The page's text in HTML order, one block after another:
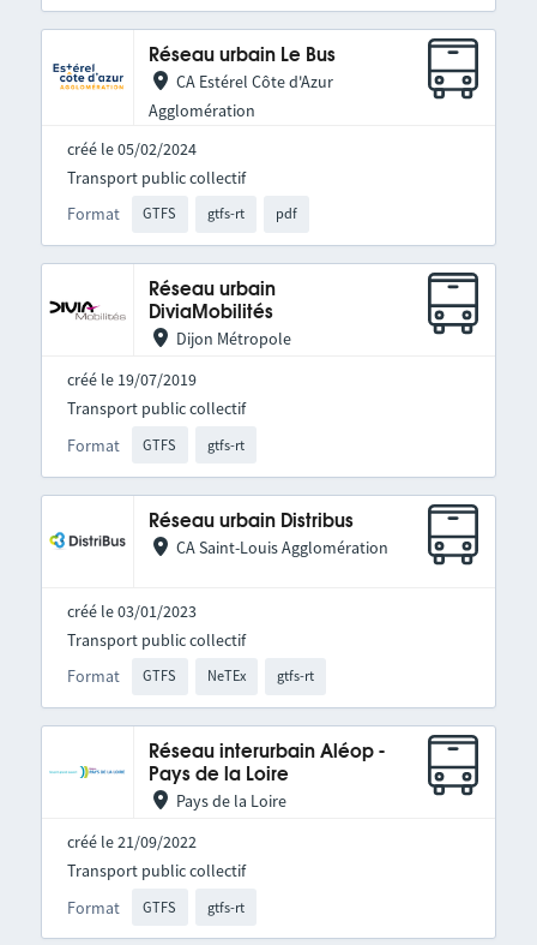
Réseau urbain Le Bus
CA Estérel Côte d'Azur
Agglomération
créé le 05/02/2024
Format GTFS gtfs-rt pdf
Transport public collectif
Réseau urbain
DiviaMobilités
Dijon Métropole
créé le 19/07/2019
Format GTFS gtfs-rt
Transport public collectif
Réseau urbain Distribus
CA Saint-Louis Agglomération
créé le 03/01/2023
Format GTFS NeTEx gtfs-rt
Transport public collectif
Réseau interurbain Aléop -
Pays de la Loire
Pays de la Loire
créé le 21/09/2022
Format GTFS gtfs-rt
Transport public collectif